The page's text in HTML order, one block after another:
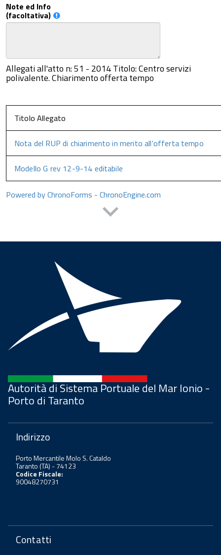
Note ed Info
(facoltativa)
Allegati all'atto n: 51 - 2014 Titolo: Centro servizi
polivalente. Chiarimento offerta tempo
Titolo Allegato
Nota del RUP di chiarimento in merito all'offerta tempo
Modello G rev 12-9-14 editabile
Powered by ChronoForms - ChronoEngine.com
Autorità di Sistema Portuale del Mar Ionio -
Porto di Taranto
Indirizzo
Porto Mercantile Molo S. Cataldo
Taranto (TA) - 74123
Codice Fiscale:
90048270731
Contatti